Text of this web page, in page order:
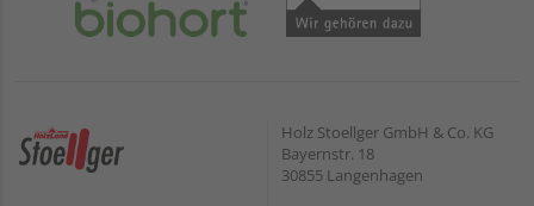
Holz Stoellger GmbH & Co. KG
Bayernstr. 18
30855 Langenhagen